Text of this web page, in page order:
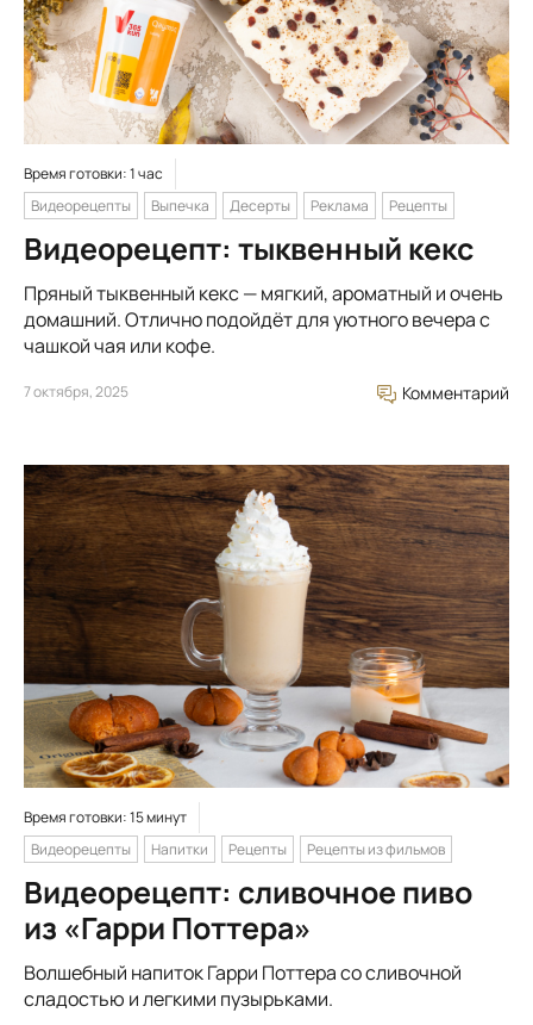
Время готовки: 1 час
Видеорецепты
Выпечка Десерты Реклама Рецепты
Видеорецепт: тыквенный кекс
Пряный тыквенный кекс — мягкий, ароматный и очень
домашний. Отлично подойдёт для уютного вечера с
чашкой чая или кофе.
7 октября, 2025 Комментарий
Время готовки: 15 минут
Видеорецепты
Напитки Рецепты Рецепты из фильмов
Видеорецепт: сливочное пиво
из «Гарри Поттера»
Волшебный напиток Гарри Поттера со сливочной
сладостью и легкими пузырьками.